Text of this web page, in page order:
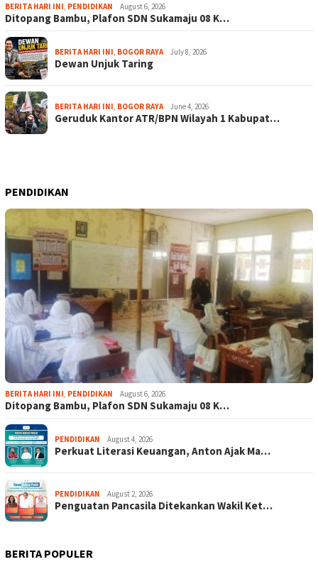
BERITA HARI INI, PENDIDIKAN August 6, 2026
Ditopang Bambu, Plafon SDN Sukamaju 08 K…
BERITA HARI INI, BOGOR RAYA July 8, 2026
Dewan Unjuk Taring
BERITA HARI INI, BOGOR RAYA June 4, 2026
Geruduk Kantor ATR/BPN Wilayah 1 Kabupat…
PENDIDIKAN
BERITA HARI INI, PENDIDIKAN August 6, 2026
Ditopang Bambu, Plafon SDN Sukamaju 08 K…
PENDIDIKAN August 4, 2026
Perkuat Literasi Keuangan, Anton Ajak Ma…
PENDIDIKAN August 2, 2026
Penguatan Pancasila Ditekankan Wakil Ket…
BERITA POPULER